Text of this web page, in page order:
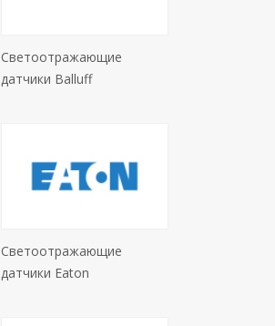
Светоотражающие
датчики Balluff
Светоотражающие
датчики Eaton